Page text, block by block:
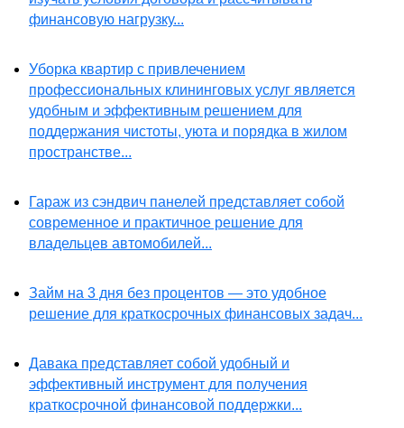
финансовую нагрузку...
Уборка квартир с привлечением
профессиональных клининговых услуг является
удобным и эффективным решением для
поддержания чистоты, уюта и порядка в жилом
пространстве...
Гараж из сэндвич панелей представляет собой
современное и практичное решение для
владельцев автомобилей...
Займ на 3 дня без процентов — это удобное
решение для краткосрочных финансовых задач...
Давака представляет собой удобный и
эффективный инструмент для получения
краткосрочной финансовой поддержки...